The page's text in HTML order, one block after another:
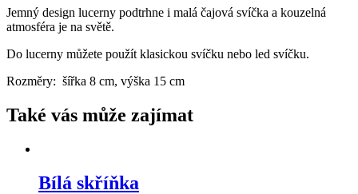
Jemný design lucerny podtrhne i malá čajová svíčka a kouzelná
atmosféra je na světě.
Do lucerny můžete použít klasickou svíčku nebo led svíčku.
Rozměry: šířka 8 cm, výška 15 cm
Také vás může zajímat
Bílá skříňka